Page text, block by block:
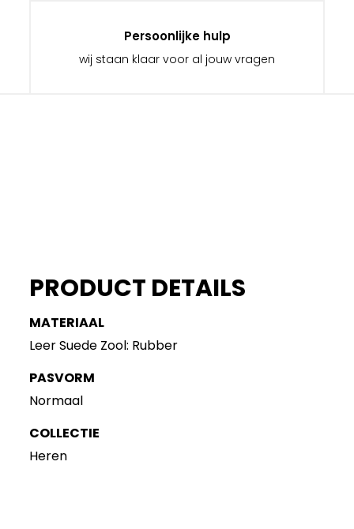
Persoonlijke hulp
wij staan klaar voor al jouw vragen
PRODUCT DETAILS
MATERIAAL
Leer Suede Zool: Rubber
PASVORM
Normaal
COLLECTIE
Heren